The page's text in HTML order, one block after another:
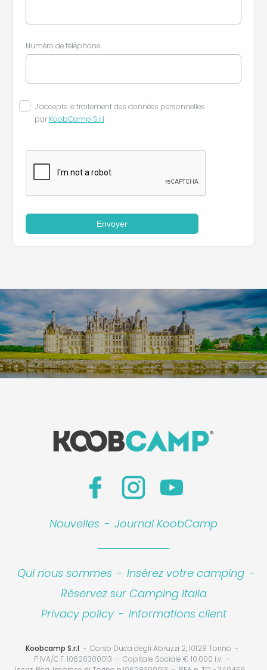
Numéro de téléphone
J’accepte le traitement des données personnelles
par KoobCamp S.r.l
Envoyer
Nouvelles - Journal KoobCamp
Qui nous sommes - Insérez votre camping -
Réservez sur Camping Italia
Privacy policy - Informations client
Koobcamp S.r.l
Corso Duca degli Abruzzi 2, 10128 Torino
P.IVA/C.F. 10628300013
Capitale Sociale € 10.000 i.v.